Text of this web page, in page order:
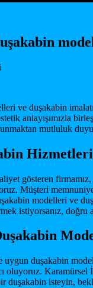
ve duşakabin
anlayışımızla
mutluluk
gösteren firmamız,
Müşteri
modelleri ve
istiyorsanız, doğru
duşakabin
oluyoruz.
duşakabin isteyin,